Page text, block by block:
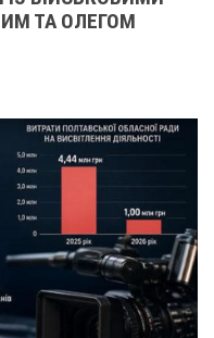
ТА ОЛЕГОМ